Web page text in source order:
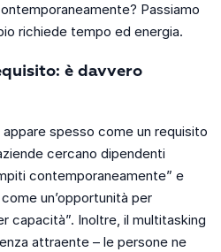
Passiamo
richiede tempo ed energia.
è davvero
spesso come un requisito
cercano dipendenti
contemporaneamente” e
un’opportunità per
capacità”. Inoltre, il multitasking
attraente – le persone ne